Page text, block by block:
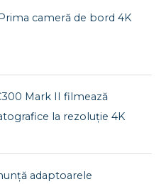
cameră de bord 4K
Mark II filmează
la rezoluție 4K
adaptoarele